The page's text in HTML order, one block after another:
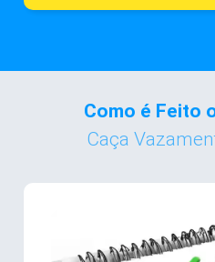
Como é Feito
Caça